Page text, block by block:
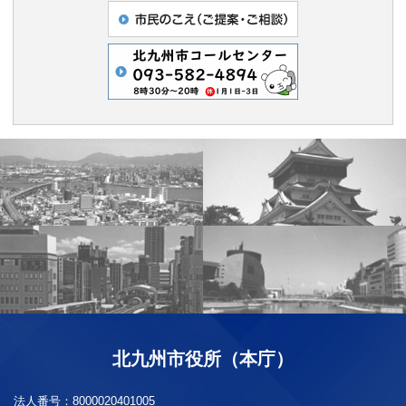
北九州市役所（本庁）
法人番号： 8000020401005